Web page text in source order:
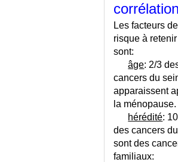
HORMONALE - CONSEILS
CONTRACEPTION LOCALE
CONTRACEPTION LOCALE
CONTRACEPTION NATURELLE
CONTRACEPTION PAR
CONTRACEPTION PAR
STERILET - CONSEILS
CONTRACEPTION POUR CAS
Les facteurs de
risque à retenir
sont:
âge: 2/3
cancers du
apparaissent
la ménopause.
hérédité:
des cancers
sont des
familiaux: